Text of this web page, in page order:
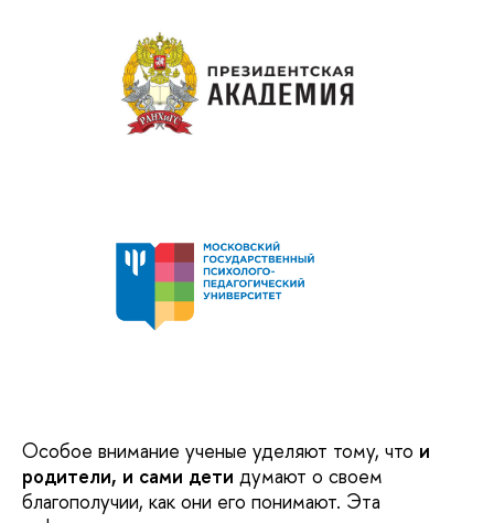
Особое внимание ученые уделяют тому, что и
родители, и сами дети думают о своем
благополучии, как они его понимают. Эта